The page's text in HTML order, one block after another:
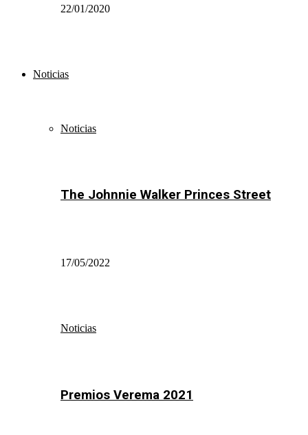
22/01/2020
Noticias
Noticias
The Johnnie Walker Princes Street
17/05/2022
Noticias
Premios Verema 2021